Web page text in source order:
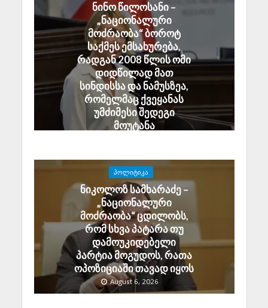
ნინო წილოსანი –
„ნაციონალური
მოძრაობა“ ბოროტ
საქმეს ემსახურება,
რადგან 2008 წლის ომი
დიდწილად მათ
სინდისსა და ნამუსზეა,
რომელმაც ქვეყანას
უმძიმესი შედეგი
მოუტანა
ᲞᲝᲚᲘᲢᲘᲙᲐ
ნიკოლოზ სამხარაძე –
„ნაციონალური
მოძრაობა“ ცდილობს,
რომ სხვა პატარა თუ
დამოუკიდებელი
პარტია მოგუდოს, რათა
ოპოზიციაში თავად იყოს
August 6, 2026